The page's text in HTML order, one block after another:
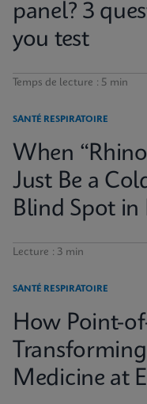
panel? 3
you test
Temps de lecture : 5 min
SANTÉ RESPIRATOIRE
When
Just Be a
Blind Spot in
Lecture : 3 min
SANTÉ RESPIRATOIRE
How Point-
Medicine at